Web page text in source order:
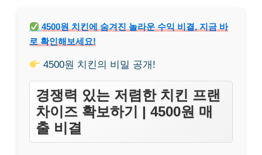
4500원 치킨에 숨겨진 놀라운 수익 비결, 지금 바
로 확인해보세요!
4500원 치킨의 비밀 공개!
경쟁력 있는 저렴한 치킨 프랜
차이즈 확보하기 | 4500원 매
출 비결